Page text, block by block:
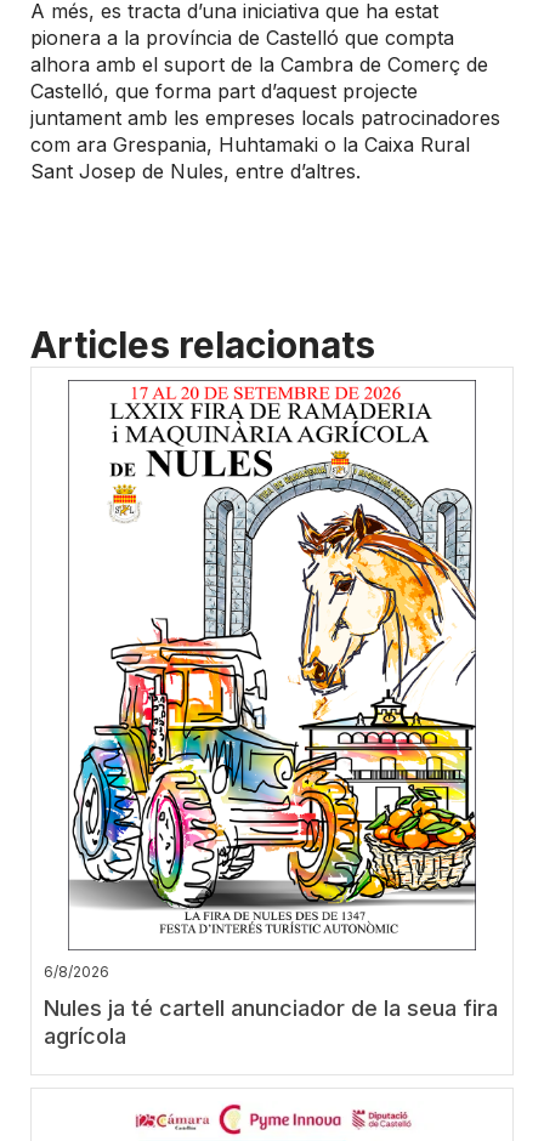
A més, es tracta d’una iniciativa que ha estat
pionera a la província de Castelló que compta
alhora amb el suport de la Cambra de Comerç de
Castelló, que forma part d’aquest projecte
juntament amb les empreses locals patrocinadores
com ara Grespania, Huhtamaki o la Caixa Rural
Sant Josep de Nules, entre d’altres.
Articles relacionats
6/8/2026
Nules ja té cartell anunciador de la seua fira
agrícola